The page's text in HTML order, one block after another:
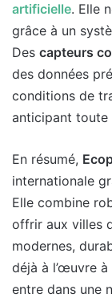
artificielle. Elle
grâce à un
Des capteurs
des données
conditions de
anticipant toute
En résumé,
internationale
Elle combine
offrir aux villes
modernes,
déjà à l’œuvre à
entre dans une